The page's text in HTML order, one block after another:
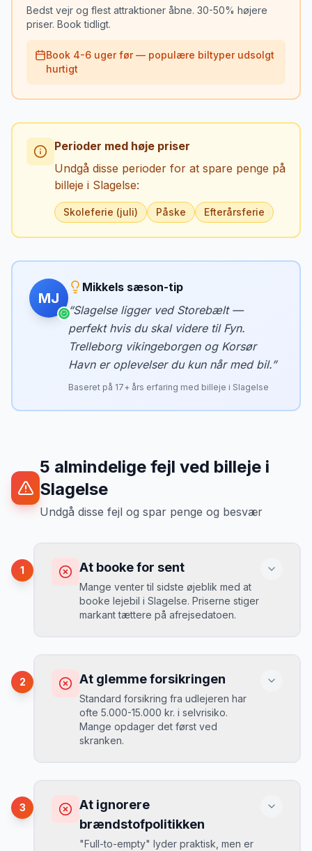
Bedst vejr og flest attraktioner åbne. 30-50% højere
priser. Book tidligt.
Book 4-6 uger før — populære biltyper udsolgt
hurtigt
Perioder med høje priser
Undgå disse perioder for at spare penge på
billeje i Slagelse:
Skoleferie (juli) Påske Efterårsferie
MJ
Mikkels sæson-tip
“Slagelse ligger ved Storebælt —
perfekt hvis du skal videre til Fyn.
Trelleborg vikingeborgen og Korsør
Havn er oplevelser du kun når med bil.”
Baseret på 17+ års erfaring med billeje i Slagelse
5 almindelige fejl ved billeje i
Slagelse
Undgå disse fejl og spar penge og besvær
1 At booke for sent
Mange venter til sidste øjeblik med at
booke lejebil i Slagelse. Priserne stiger
markant tættere på afrejsedatoen.
Du betaler 30-50% mere, og de bedste
biler er udsolgt.
Løsning
MJ
Mikkels erfaring
“I august 2024 så jeg priserne i
Slagelse stige fra 189 kr/dag til 349
2 At glemme forsikringen
Standard forsikring fra udlejeren har
ofte 5.000-15.000 kr. i selvrisiko.
Mange opdager det først ved
skranken.
Ved selv en mindre skade kan du blive
opkrævet tusindvis af kroner.
3
At ignorere
brændstofpolitikken
"Full-to-empty" lyder praktisk, men er